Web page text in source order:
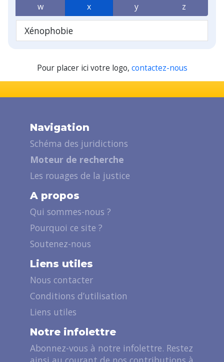
w
x y z
Xénophobie
Pour placer ici votre logo, contactez-nous
Navigation
Schéma des juridictions
Moteur de recherche
Les rouages de la justice
A propos
Qui sommes-nous ?
Pourquoi ce site ?
Soutenez-nous
Liens utiles
Nous contacter
Conditions d’utilisation
Liens utiles
Notre infolettre
Abonnez-vous à notre infolettre. Restez